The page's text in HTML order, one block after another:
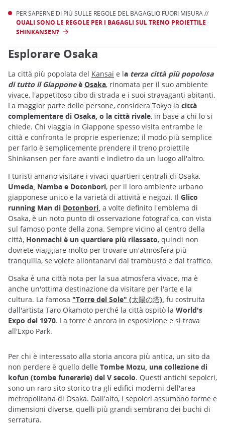
PER SAPERNE DI PIÙ SULLE REGOLE DEL BAGAGLIO FUORI MISURA //
QUALI SONO LE REGOLE PER I BAGAGLI SUL TRENO PROIETTILE
SHINKANSEN?
Esplorare Osaka
La città più popolata del Kansai e la terza città più popolosa
di tutto il Giapponeè Osaka, rinomata per il suo ambiente
vivace, l'appetitoso cibo di strada e i suoi stravaganti abitanti.
La maggior parte delle persone, considera Tokyo la città
complementare di Osaka, o la città rivale, in base a chi lo si
chiede. Chi viaggia in Giappone spesso visita entrambe le
città e confronta le proprie esperienze; il modo più semplice
per farlo è semplicemente prendere il treno proiettile
Shinkansen per fare avanti e indietro da un luogo all'altro.
I turisti amano visitare i vivaci quartieri centrali di Osaka,
Umeda, Namba e Dotonbori, per il loro ambiente urbano
giapponese unico e la varietà di attività e negozi. Il Glico
running Man di Dotonbori, a volte definito l'emblema di
Osaka, è un noto punto di osservazione fotografica, con vista
sul famoso ponte della zona. Sempre vicino al centro della
città, Honmachi è un quartiere più rilassato, quindi non
dovrete viaggiare molto per trovare un'atmosfera più
tranquilla, se volete allontanarvi dal trambusto e dal traffico.
Osaka è una città nota per la sua atmosfera vivace, ma è
anche un'ottima destinazione da visitare per l'arte e la
cultura. La famosa "Torre del Sole" (太陽の塔), fu costruita
dall'artista Taro Okamoto perché la città ospitò la World's
Expo del 1970. La torre è ancora in esposizione e si trova
all'Expo Park.
Per chi è interessato alla storia ancora più antica, un sito da
non perdere è quello delle Tombe Mozu, una collezione di
kofun (tombe funerarie) del V secolo. Questi antichi sepolcri,
sono un raro sito storico tra gli edifici moderni dell'area
metropolitana di Osaka. Dall'alto, i sepolcri assumono forme e
dimensioni diverse, quelli più grandi sembrano dei buchi di
serratura.